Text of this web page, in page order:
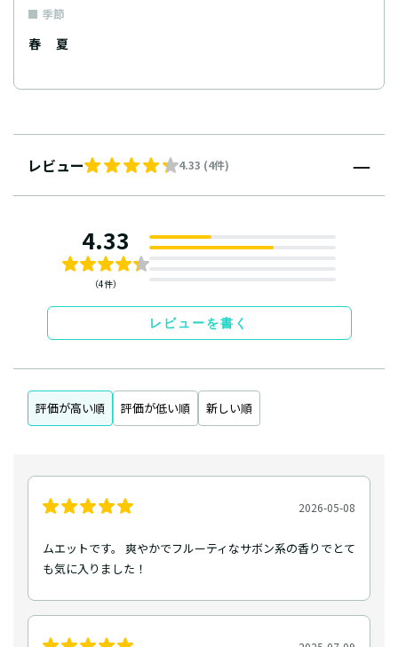
季節
春 夏
レビュー 4.33 (4件)
4.33
（4件）
レビューを書く
評価が高い順 評価が低い順 新しい順
2026-05-08
ムエットです。 爽やかでフルーティなサボン系の香りでとて
も気に入りました！